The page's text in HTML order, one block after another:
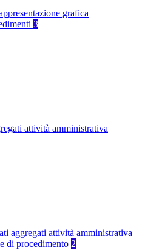
grafica
3
attività amministrativa
aggregati attività amministrativa
di procedimento 2